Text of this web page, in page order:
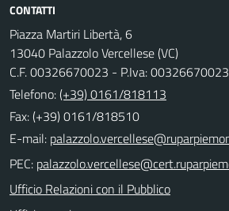
CONTATTI
Piazza Martiri Libertà, 6
13040 Palazzolo Vercellese (VC)
C.F. 00326670023 - P.Iva: 00326670023
Telefono:(+39) 0161/818113
Fax: (+39) 0161/818510
E-mail:
PEC:
Ufficio Relazioni con il Pubblico